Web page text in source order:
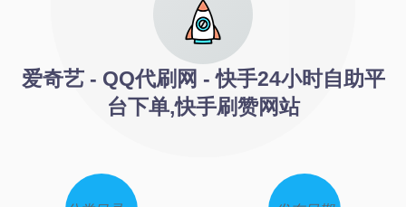
爱奇艺 - QQ代刷网 - 快手24小时自助平
台下单,快手刷赞网站